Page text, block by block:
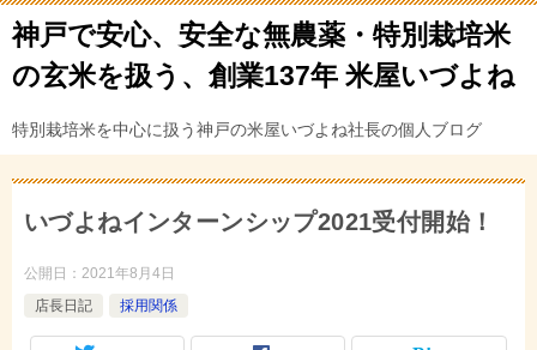
神戸で安心、安全な無農薬・特別栽培米
の玄米を扱う、創業137年 米屋いづよね
特別栽培米を中心に扱う神戸の米屋いづよね社長の個人ブログ
いづよねインターンシップ2021受付開始！
公開日： 2021年8月4日
店長日記
採用関係